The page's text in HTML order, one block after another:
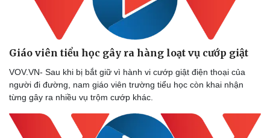
Giáo viên tiểu học gây ra hàng loạt vụ cướp giật
VOV.VN- Sau khi bị bắt giữ vì hành vi cướp giật điện thoại của
người đi đường, nam giáo viên trường tiểu học còn khai nhận
từng gây ra nhiều vụ trộm cướp khác.